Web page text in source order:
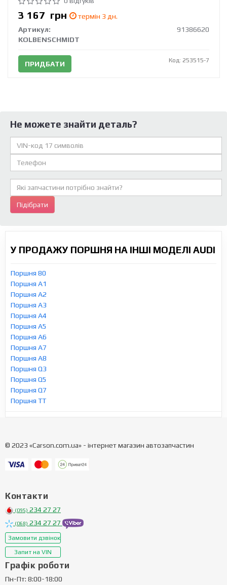
3 167 грн
термін 3 дн.
Артикул:
91386620
KOLBENSCHMIDT
ПРИДБАТИ Код: 253515-7
Не можете знайти деталь?
Підібрати
У ПРОДАЖУ ПОРШНЯ НА ІНШІ МОДЕЛІ AUDI
Поршня 80
Поршня A1
Поршня A2
Поршня A3
Поршня A4
Поршня A5
Поршня A6
Поршня A7
Поршня A8
Поршня Q3
Поршня Q5
Поршня Q7
Поршня TT
© 2023 «Carson.com.ua» - інтернет магазин автозапчастин
Контакти
(095) 234 27 27
(068) 234 27 27
Замовити дзвінок
Запит на VIN
Графік роботи
Пн-Пт: 8:00-18:00